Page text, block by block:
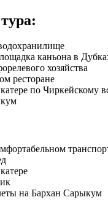
каньона в
хозяйства
ресторане
по Чиркейскому
на Бархан Сарыкум